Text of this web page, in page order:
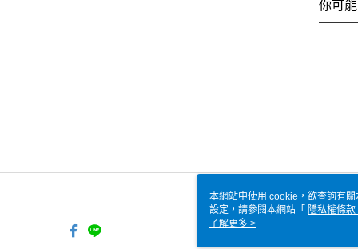
你可
本網站中使用 cookie，欲查詢有
設定，請參閱本網站「 隱私權條款
使用 cookie。
了解更多 >